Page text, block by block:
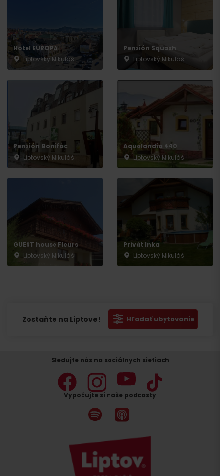
Hotel EUROPA
Liptovský Mikuláš
Penzión Squash
Liptovský Mikuláš
Penzión Bonifác
Liptovský Mikuláš
Aqualandia 440
Liptovský Mikuláš
GUEST house Fleurs
Liptovský Mikuláš
Privát Inka
Liptovský Mikuláš
Zostaňte na Liptove! Hľadať ubytovanie
Sledujte nás na sociálnych sietiach
Vypočujte si naše podcasty